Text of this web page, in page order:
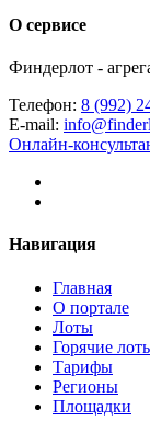
О сервисе
Финдерлот -
Телефон: 8 (992)
E-mail:
Онлайн-
Навигация
Главная
О портале
Лоты
Горячие
Тарифы
Регионы
Площадки